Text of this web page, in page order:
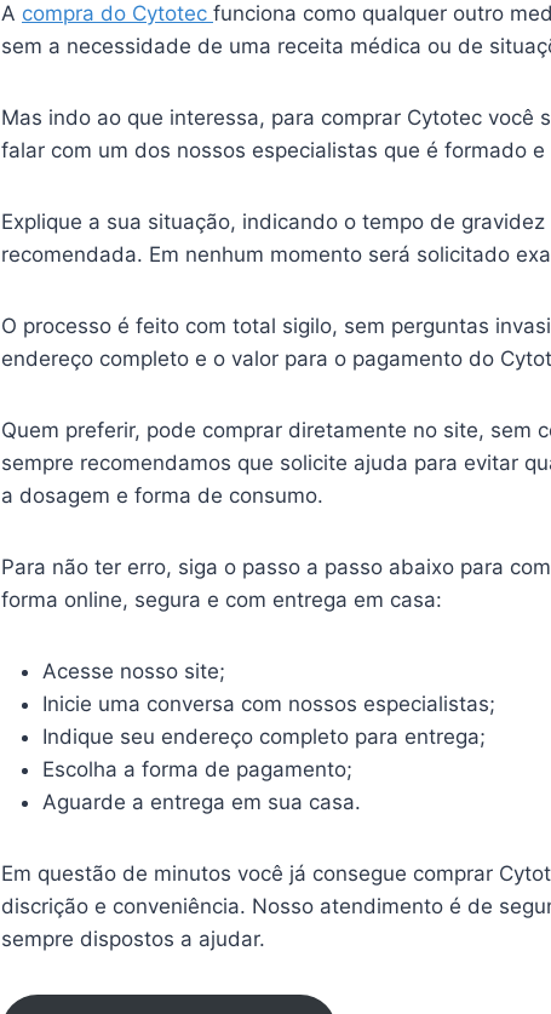
A compra do Cytotec funciona como qualquer outro
sem a necessidade de uma receita médica ou de
Mas indo ao que interessa, para comprar Cytotec você
falar com um dos nossos especialistas que é formado
Explique a sua situação, indicando o tempo de
recomendada. Em nenhum momento será solicitado
O processo é feito com total sigilo, sem perguntas
endereço completo e o valor para o pagamento do
Quem preferir, pode comprar diretamente no site, sem
sempre recomendamos que solicite ajuda para evitar
a dosagem e forma de consumo.
Para não ter erro, siga o passo a passo abaixo para
forma online, segura e com entrega em casa:
Acesse nosso site;
Inicie uma conversa com nossos especialistas;
Indique seu endereço completo para entrega;
Escolha a forma de pagamento;
Aguarde a entrega em sua casa.
Em questão de minutos você já consegue comprar
discrição e conveniência. Nosso atendimento é de
sempre dispostos a ajudar.